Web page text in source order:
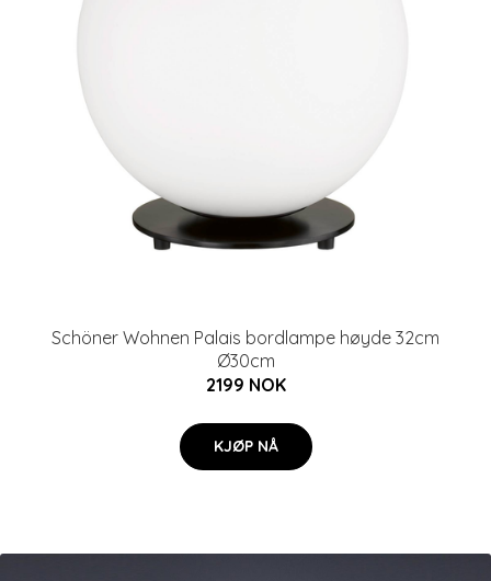
Schöner Wohnen Palais bordlampe høyde 32cm
Ø30cm
2199 NOK
KJØP NÅ